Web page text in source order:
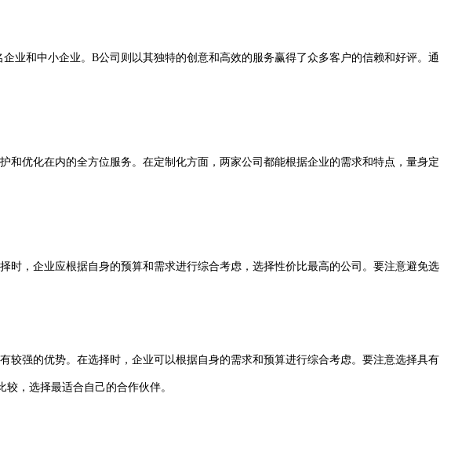
业和中小企业。B公司则以其独特的创意和高效的服务赢得了众多客户的信赖和好评。通
优化在内的全方位服务。在定制化方面，两家公司都能根据企业的需求和特点，量身定
，企业应根据自身的预算和需求进行综合考虑，选择性价比最高的公司。要注意避免选
强的优势。在选择时，企业可以根据自身的需求和预算进行综合考虑。要注意选择具有
，选择最适合自己的合作伙伴。